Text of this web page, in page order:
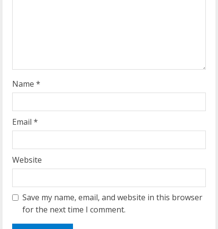
n
g
Name *
Email *
Website
Save my name, email, and website in this browser
for the next time I comment.